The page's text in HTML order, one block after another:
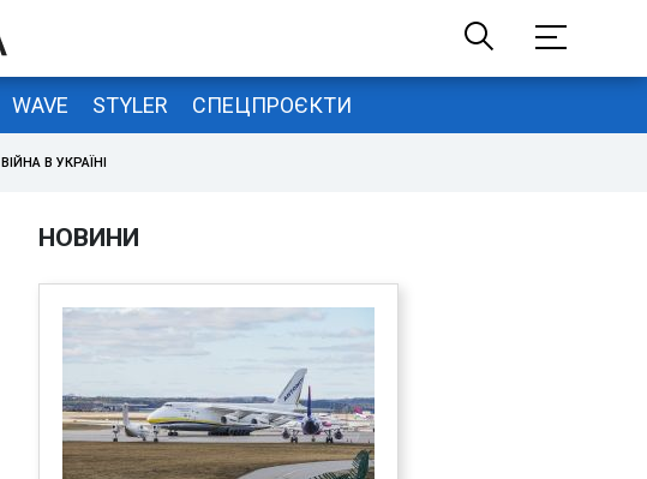
WAVE STYLER СПЕЦПРОЄКТИ
ВІЙНА В УКРАЇНІ
НОВИНИ